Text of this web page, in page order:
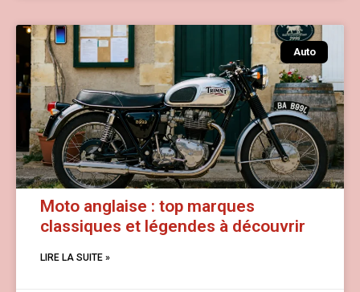
Auto
Moto anglaise : top marques
classiques et légendes à découvrir
LIRE LA SUITE »